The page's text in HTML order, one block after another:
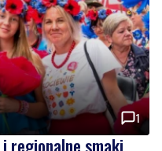
1
regionalne smaki.